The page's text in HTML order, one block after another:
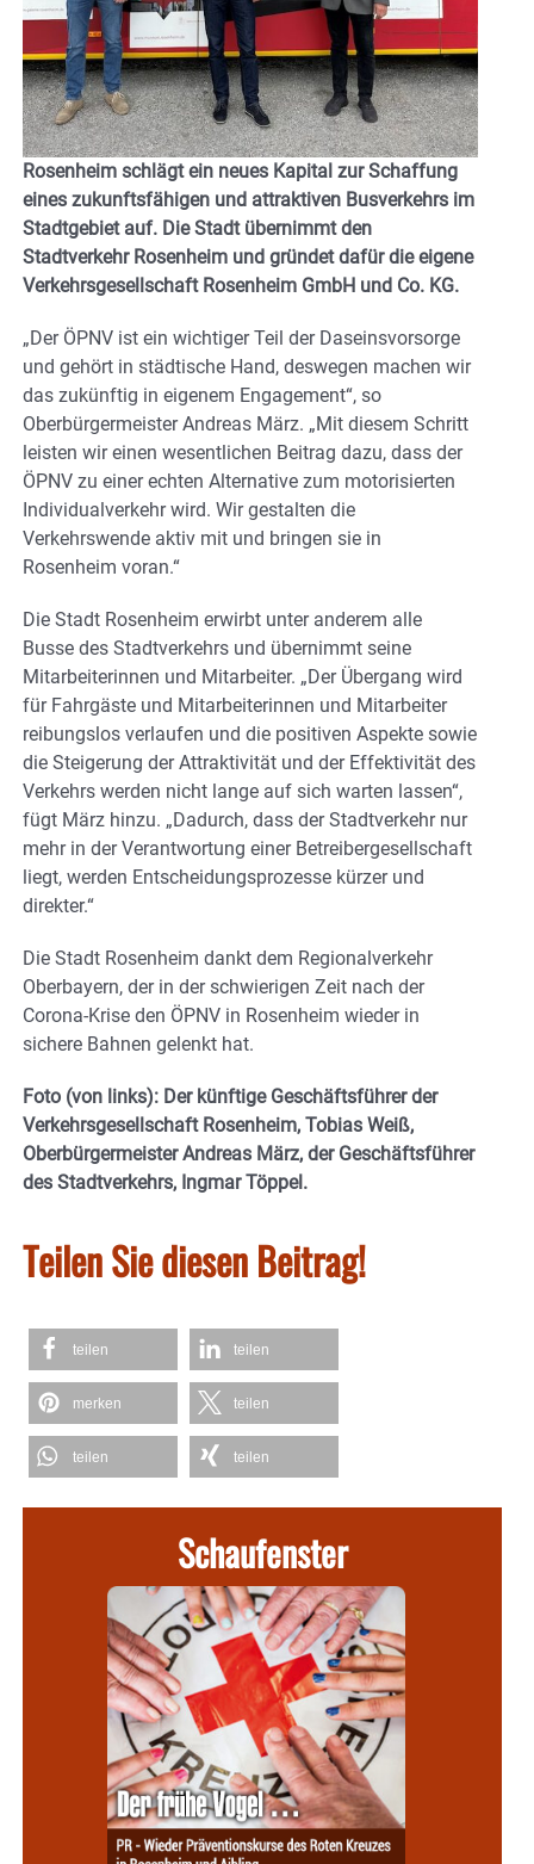
Rosenheim schlägt ein neues Kapital zur Schaffung
eines zukunftsfähigen und attraktiven Busverkehrs im
Stadtgebiet auf. Die Stadt übernimmt den
Stadtverkehr Rosenheim und gründet dafür die eigene
Verkehrsgesellschaft Rosenheim GmbH und Co. KG.
„Der ÖPNV ist ein wichtiger Teil der Daseinsvorsorge
und gehört in städtische Hand, deswegen machen wir
das zukünftig in eigenem Engagement“, so
Oberbürgermeister Andreas März. „Mit diesem Schritt
leisten wir einen wesentlichen Beitrag dazu, dass der
ÖPNV zu einer echten Alternative zum motorisierten
Individualverkehr wird. Wir gestalten die
Verkehrswende aktiv mit und bringen sie in
Rosenheim voran.“
Die Stadt Rosenheim erwirbt unter anderem alle
Busse des Stadtverkehrs und übernimmt seine
Mitarbeiterinnen und Mitarbeiter. „Der Übergang wird
für Fahrgäste und Mitarbeiterinnen und Mitarbeiter
reibungslos verlaufen und die positiven Aspekte sowie
die Steigerung der Attraktivität und der Effektivität des
Verkehrs werden nicht lange auf sich warten lassen“,
fügt März hinzu. „Dadurch, dass der Stadtverkehr nur
mehr in der Verantwortung einer Betreibergesellschaft
liegt, werden Entscheidungsprozesse kürzer und
direkter.“
Die Stadt Rosenheim dankt dem Regionalverkehr
Oberbayern, der in der schwierigen Zeit nach der
Corona-Krise den ÖPNV in Rosenheim wieder in
sichere Bahnen gelenkt hat.
Foto (von links): Der künftige Geschäftsführer der
Verkehrsgesellschaft Rosenheim, Tobias Weiß,
Oberbürgermeister Andreas März, der Geschäftsführer
des Stadtverkehrs, Ingmar Töppel.
Teilen Sie diesen Beitrag!
teilen teilen
merken teilen
teilen teilen
Schaufenster